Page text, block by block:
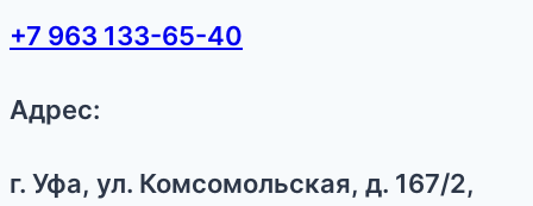
+7 963 133-65-40
Адрес:
г. Уфа, ул. Комсомольская, д. 167/2,